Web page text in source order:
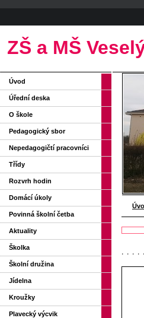
ZŠ a MŠ
Úvod
Úřední deska
O škole
Pedagogický sbor
Nepedagogičtí pracovníci
Třídy
Rozvrh hodin
Domácí úkoly
Povinná školní četba
Aktuality
Školka
Školní družina
Jídelna
Kroužky
Plavecký výcvik